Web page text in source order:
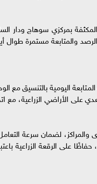
بمركزي سوهاج ودار
والمتابعة مستمرة طوال
اليومية بالتنسيق مع
على الأراضي الزراعية، مع
والمراكز، لضمان سرعة
على الرقعة الزراعية